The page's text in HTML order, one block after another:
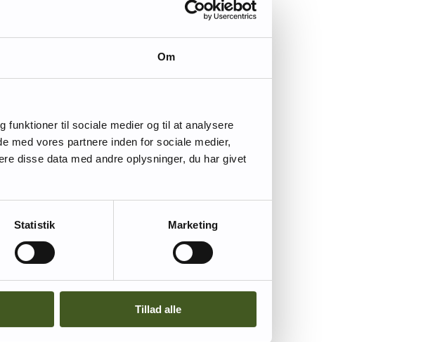
Om
funktioner til sociale medier og til at analysere
med vores partnere inden for sociale medier,
disse data med andre oplysninger, du har givet
Statistik Marketing
Tillad alle